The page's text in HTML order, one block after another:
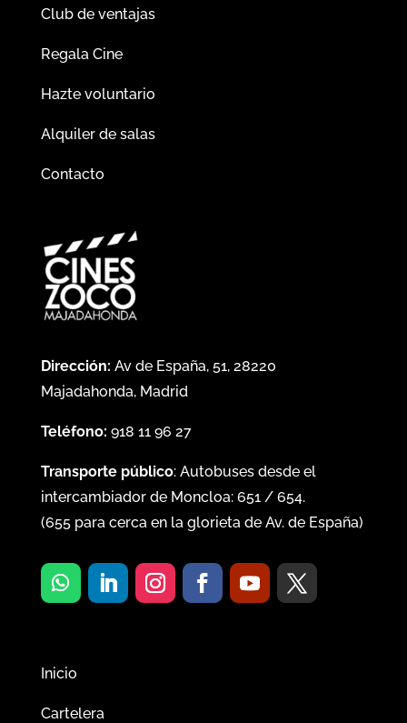
Club de ventajas
Regala Cine
Hazte voluntario
Alquiler de salas
Contacto
Dirección: Av de España, 51, 28220
Majadahonda, Madrid
Teléfono: 918 11 96 27
Transporte público: Autobuses desde el
intercambiador de Moncloa: 651/ 654.
(655para cerca en la glorieta de Av. de España)
Inicio
Cartelera